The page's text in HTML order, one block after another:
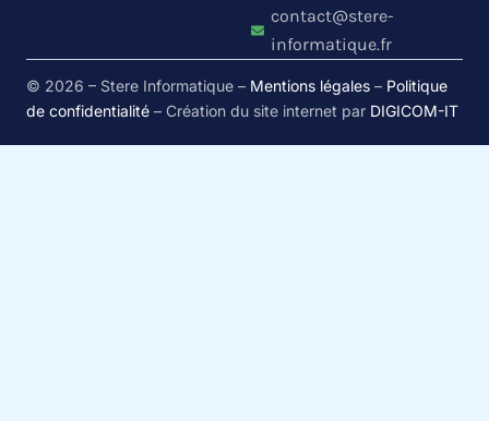
contact@stere-
informatique.fr
© 2026 – Stere Informatique – Mentions légales – Politique
de confidentialité – Création du site internet par DIGICOM-IT